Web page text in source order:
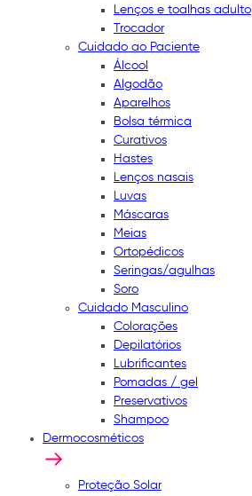
Lenços e toalhas adulto
Trocador
Cuidado ao Paciente
Álcool
Algodão
Aparelhos
Bolsa térmica
Curativos
Hastes
Lenços nasais
Luvas
Máscaras
Meias
Ortopédicos
Seringas/agulhas
Soro
Cuidado Masculino
Colorações
Depilatórios
Lubrificantes
Pomadas / gel
Preservativos
Shampoo
Dermocosméticos
Proteção Solar